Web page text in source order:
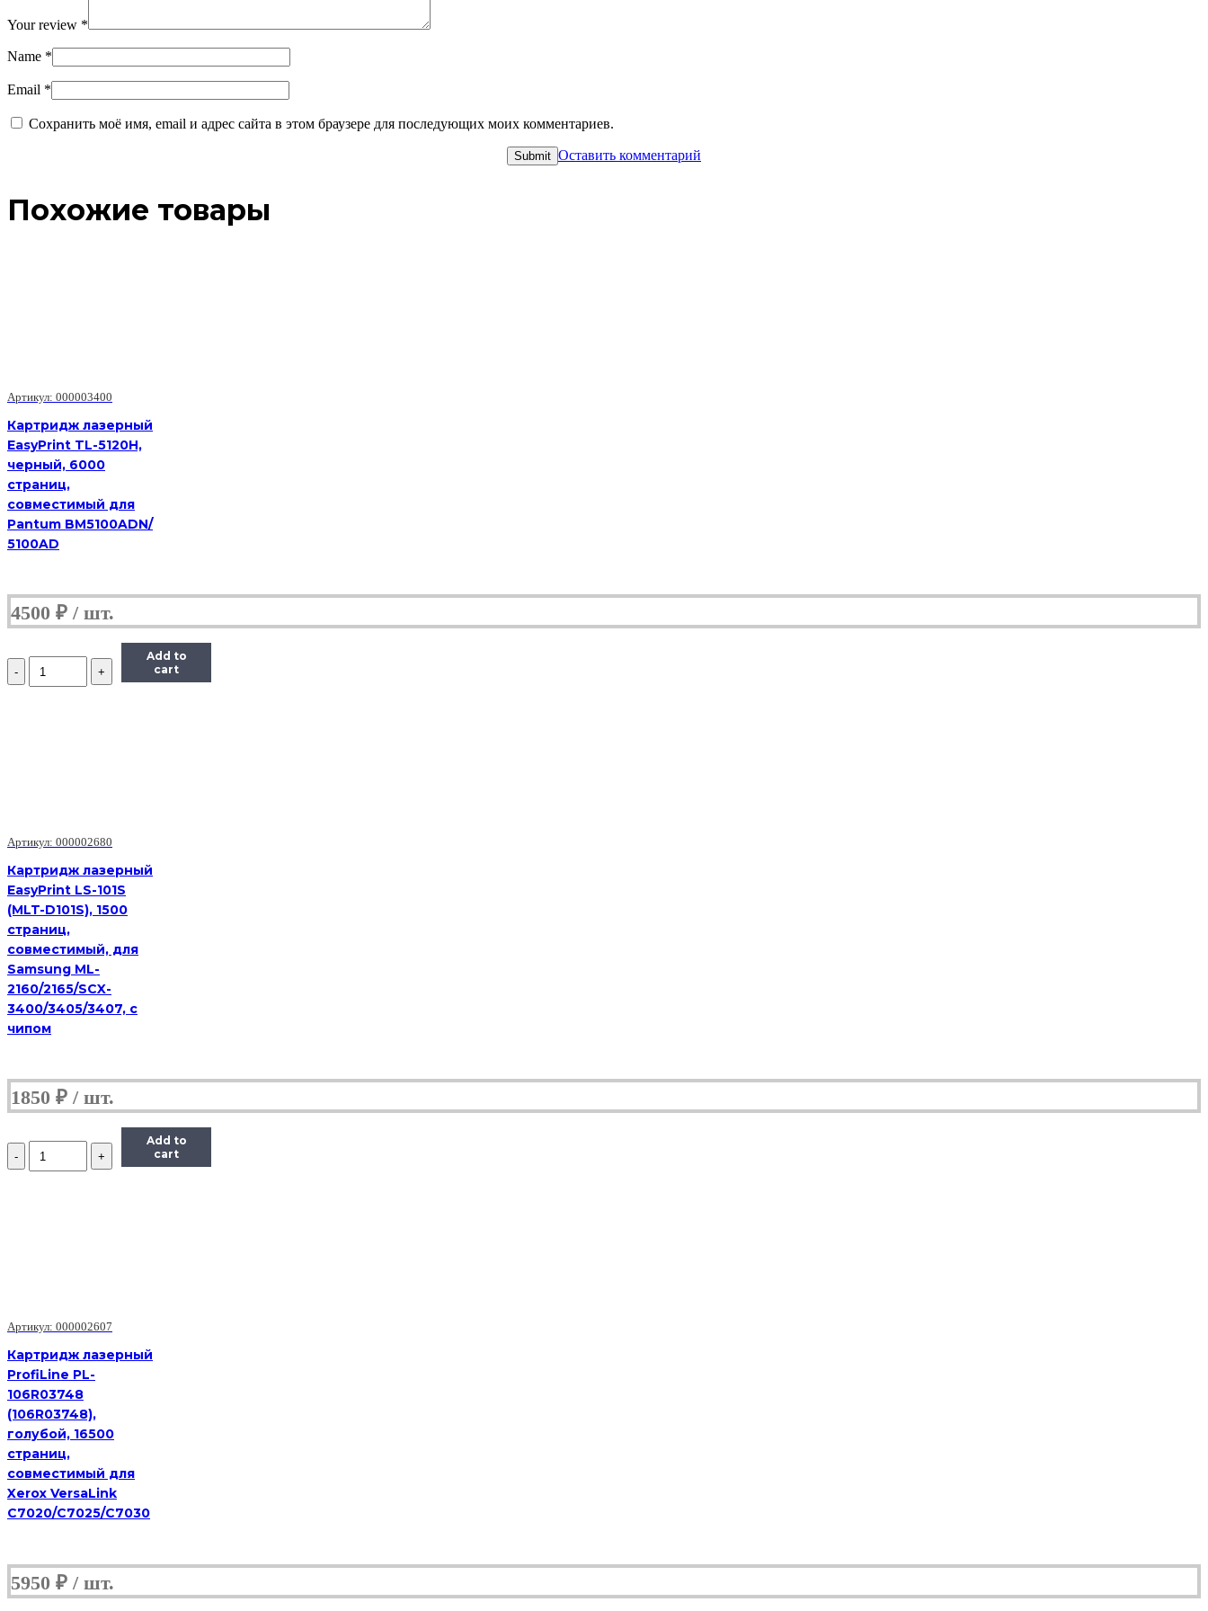
Your review *
Name *
Email *
Сохранить моё имя, email и адрес сайта в этом браузере для последующих моих комментариев.
Оставить комментарий
Похожие товары
Артикул: 000003400
Картридж лазерный
EasyPrint TL-5120H,
черный, 6000
страниц,
совместимый для
Pantum BM5100ADN/
5100AD
4500 ₽
Количество
Картридж
Add to
cart
Артикул: 000002680
Картридж лазерный
EasyPrint LS-101S
(MLT-D101S), 1500
страниц,
совместимый, для
Samsung ML-
2160/2165/SCX-
3400/3405/3407, с
чипом
1850 ₽
Количество
Картридж
Add to
cart
Артикул: 000002607
Картридж лазерный
ProfiLine PL-
106R03748
(106R03748),
голубой, 16500
страниц,
совместимый для
Xerox VersaLink
C7020/C7025/C7030
5950 ₽